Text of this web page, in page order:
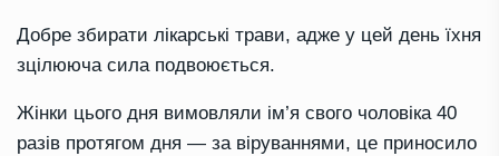
Добре збирати лікарські трави, адже у цей день їхня
зцілююча сила подвоюється.
Жінки цього дня вимовляли ім’я свого чоловіка 40
разів протягом дня — за віруваннями, це приносило